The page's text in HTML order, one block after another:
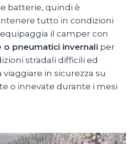
batterie, quindi è
tutto in condizioni
il camper con
o pneumatici invernaliper
stradali difficili ed
in sicurezza su
o innevate durante i mesi